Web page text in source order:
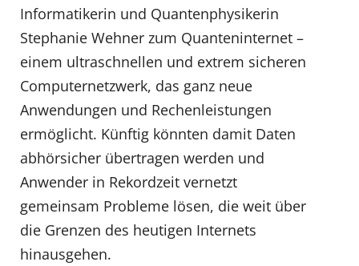
Informatikerin und Quantenphysikerin
Stephanie Wehner zum Quanteninternet –
einem ultraschnellen und extrem sicheren
Computernetzwerk, das ganz neue
Anwendungen und Rechenleistungen
ermöglicht. Künftig könnten damit Daten
abhörsicher übertragen werden und
Anwender in Rekordzeit vernetzt
gemeinsam Probleme lösen, die weit über
die Grenzen des heutigen Internets
hinausgehen.